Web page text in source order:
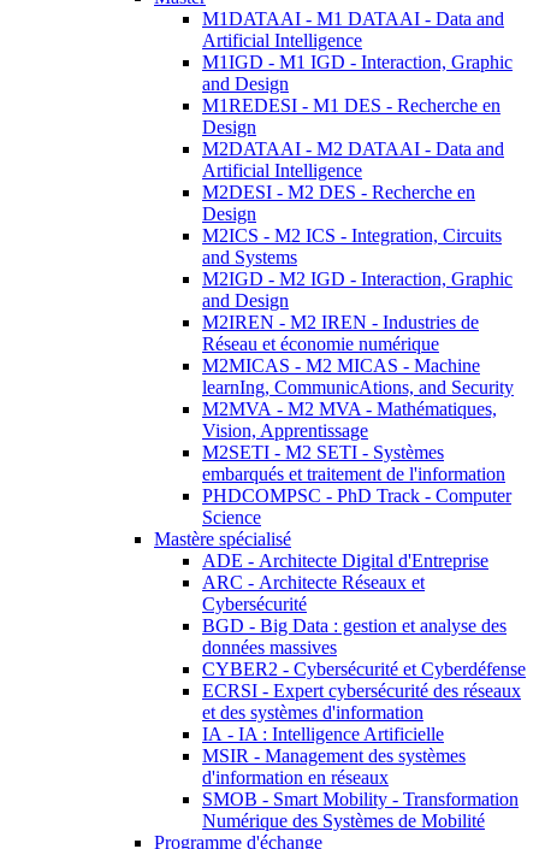
M1DATAAI - M1 DATAAI - Data and
Artificial Intelligence
M1IGD - M1 IGD - Interaction, Graphic
and Design
M1REDESI - M1 DES - Recherche en
Design
M2DATAAI - M2 DATAAI - Data and
Artificial Intelligence
M2DESI - M2 DES - Recherche en
Design
M2ICS - M2 ICS - Integration, Circuits
and Systems
M2IGD - M2 IGD - Interaction, Graphic
and Design
M2IREN - M2 IREN - Industries de
Réseau et économie numérique
M2MICAS - M2 MICAS - Machine
learnIng, CommunicAtions, and Security
M2MVA - M2 MVA - Mathématiques,
Vision, Apprentissage
M2SETI - M2 SETI - Systèmes
embarqués et traitement de l'information
PHDCOMPSC - PhD Track - Computer
Science
Mastère spécialisé
ADE - Architecte Digital d'Entreprise
ARC - Architecte Réseaux et
Cybersécurité
BGD - Big Data : gestion et analyse des
données massives
CYBER2 - Cybersécurité et Cyberdéfense
ECRSI - Expert cybersécurité des réseaux
et des systèmes d'information
IA - IA : Intelligence Artificielle
MSIR - Management des systèmes
d'information en réseaux
SMOB - Smart Mobility - Transformation
Numérique des Systèmes de Mobilité
Programme d'échange